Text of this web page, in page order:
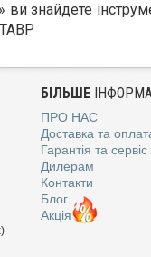
ви знайдете
БІЛЬШЕ
ПРО НАС
Доставка та
Гарантія та сервіс
Дилерам
Контакти
Блог
Акція